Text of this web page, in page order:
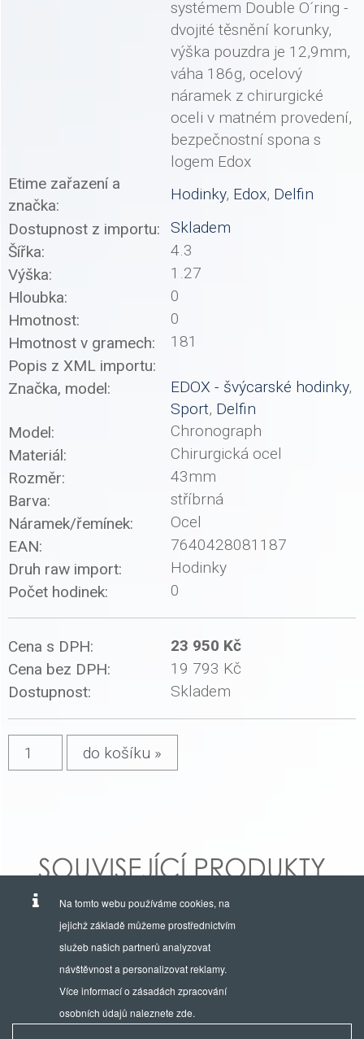
systémem Double O´ring -
dvojité těsnění korunky,
výška pouzdra je 12,9mm,
váha 186g, ocelový
náramek z chirurgické
oceli v matném provedení,
bezpečnostní spona s
logem Edox
Etime zařazení a
značka:
Hodinky, Edox, Delfin
Dostupnost z importu:
Skladem
Šířka:
4.3
Výška:
1.27
Hloubka:
0
Hmotnost:
0
Hmotnost v gramech:
181
Popis z XML importu:
Značka, model:
EDOX - švýcarské hodinky,
Sport, Delfin
Model:
Chronograph
Materiál:
Chirurgická ocel
Rozměr:
43mm
Barva:
stříbrná
Náramek/řemínek:
Ocel
EAN:
7640428081187
Druh raw import:
Hodinky
Počet hodinek:
0
Cena s DPH:
23 950 Kč
Cena bez DPH:
19 793 Kč
Dostupnost:
Skladem
SOUVISEJÍCÍ PRODUKTY
Na tomto webu používáme cookies, na
jejichž základě můžeme prostřednictvím
služeb našich partnerů analyzovat
návštěvnost a personalizovat reklamy.
Více informací o zásadách zpracování
osobních údajů naleznete zde.